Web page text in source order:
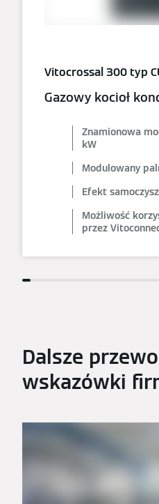
Vitocrossal 300 typ
Gazowy kocioł
Znamionowa
kW
Modulowany
Efekt
Możliwość
przez
Dalsze
wskazówki